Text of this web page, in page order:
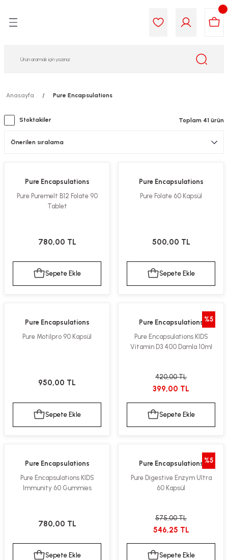
ve Uçucu Yağlar
3...)
Şekerler
Sabunları
Losyonlar
Anasayfa Pure Encapsulations
Stoktakiler Toplam 41 ürün
Pure Encapsulations
Pure Puremelt B12 Folate 90
Tablet
780,00 TL
Sepete Ekle
Pure Encapsulations
Pure Folate 60 Kapsül
500,00 TL
Sepete Ekle
Pure Encapsulations
Pure Motilpro 90 Kapsül
950,00 TL
Sepete Ekle
%5
Pure Encapsulations
Pure Encapsulations KIDS
Vitamin D3 400 Damla 10ml
420,00 TL
399,00 TL
Sepete Ekle
Pure Encapsulations
Pure Encapsulations KIDS
Immunity 60 Gummies
780,00 TL
Sepete Ekle
%5
Pure Encapsulations
Pure Digestive Enzym Ultra
60 Kapsül
575,00 TL
546,25 TL
Sepete Ekle